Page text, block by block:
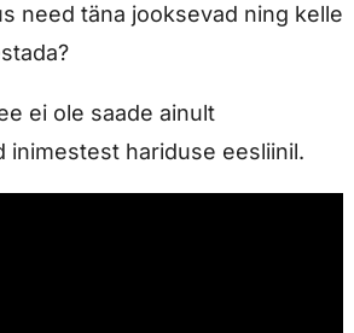
need täna jooksevad ning kelle
ei ole saade ainult
inimestest hariduse eesliinil.